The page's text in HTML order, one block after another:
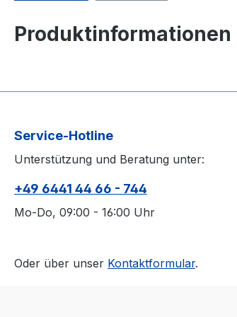
Service-Hotline
Unterstützung und Beratung unter:
+49 6441 44 66 - 744
Mo-Do, 09:00 - 16:00 Uhr
Oder über unser Kontaktformular.